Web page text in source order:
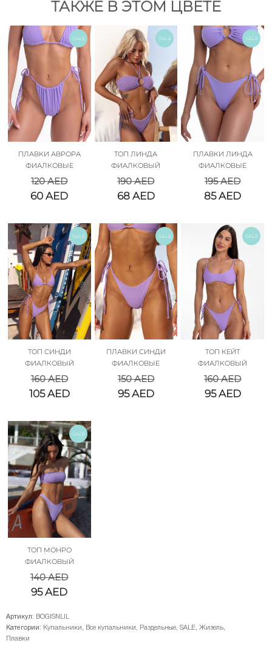
ТАКЖЕ В ЭТОМ ЦВЕТЕ
SALE
ПЛАВКИ АВРОРА
ФИАЛКОВЫЕ
120AED
60AED
SALE
ТОП ЛИНДА
ФИАЛКОВЫЙ
190AED
68 AED
SALE
ПЛАВКИ ЛИНДА
ФИАЛКОВЫЕ
195AED
85AED
SALE
ТОП СИНДИ
ФИАЛКОВЫЙ
160AED
105AED
SALE
ПЛАВКИ СИНДИ
ФИАЛКОВЫЕ
150AED
95AED
SALE
ТОП КЕЙТ
ФИАЛКОВЫЙ
160AED
95AED
SALE
ТОП МОНРО
ФИАЛКОВЫЙ
140AED
95AED
Артикул: BOGISNLIL
Категории: Купальники Все купальники Раздельные SALE Жизель
Плавки